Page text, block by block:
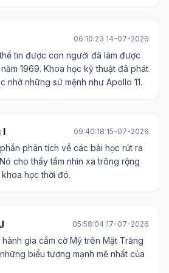
06:10:23 14-07-2026
tin được con người đã làm được
1969. Khoa học kỹ thuật đã phát
nhờ những sứ mệnh như Apollo 11.
I 09:40:18 15-07-2026
phân tích về các bài học rút ra
cho thấy tầm nhìn xa trông rộng
học thời đó.
05:58:04 17-07-2026
hành gia cắm cờ Mỹ trên Mặt Trăng
biểu tượng mạnh mẽ nhất của